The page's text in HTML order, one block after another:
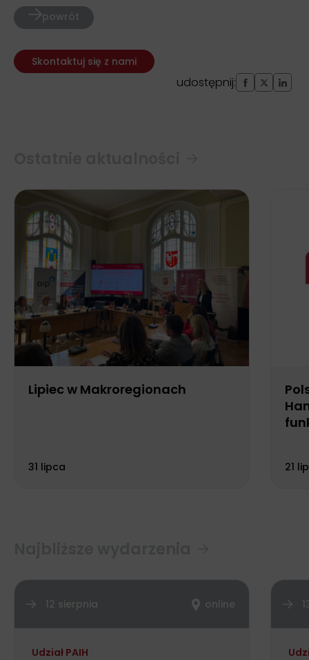
powrót
Skontaktuj się z nami
udostępnij:
Lipiec w Makroregionach
31 lipca 21
12 sierpnia online
Udział PAIH